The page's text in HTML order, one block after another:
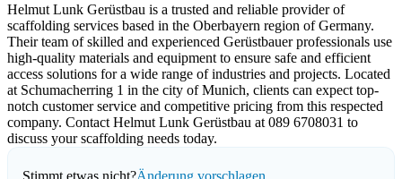
Helmut Lunk Gerüstbau is a trusted and reliable provider of
scaffolding services based in the Oberbayern region of Germany.
Their team of skilled and experienced Gerüstbauer professionals use
high-quality materials and equipment to ensure safe and efficient
access solutions for a wide range of industries and projects. Located
at Schumacherring 1 in the city of Munich, clients can expect top-
notch customer service and competitive pricing from this respected
company. Contact Helmut Lunk Gerüstbau at 089 6708031 to
discuss your scaffolding needs today.
Stimmt etwas nicht?Änderung vorschlagen